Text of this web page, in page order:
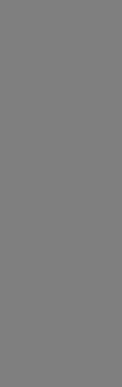
nicht verfügbar.)
ist zurzeit nicht
nicht verfügbar.)
ist zurzeit nicht